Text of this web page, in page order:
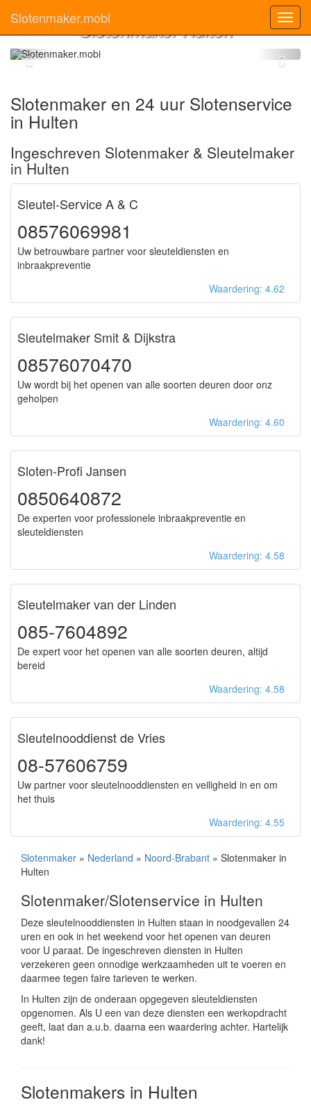
Slotenmaker.mobiSlotenmaker Hulten
Slotenmaker en 24 uur Slotenservice
in Hulten
Ingeschreven Slotenmaker & Sleutelmaker
in Hulten
Sleutel-Service A & C
08576069981
Uw betrouwbare partner voor sleuteldiensten en
inbraakpreventie
Waardering: 4.62
Sleutelmaker Smit & Dijkstra
08576070470
Uw wordt bij het openen van alle soorten deuren door onz
geholpen
Waardering: 4.60
Sloten-Profi Jansen
0850640872
De experten voor professionele inbraakpreventie en
sleuteldiensten
Waardering: 4.58
Sleutelmaker van der Linden
085-7604892
De expert voor het openen van alle soorten deuren, altijd
bereid
Waardering: 4.58
Sleutelnooddienst de Vries
08-57606759
Uw partner voor sleutelnooddiensten en veiligheid in en om
het thuis
Waardering: 4.55
Slotenmaker » Nederland » Noord-Brabant » Slotenmaker in
Hulten
Slotenmaker/Slotenservice in Hulten
Deze sleutelnooddiensten in Hulten staan in noodgevallen 24
uren en ook in het weekend voor het openen van deuren
voor U paraat. De ingeschreven diensten in Hulten
verzekeren geen onnodige werkzaamheden uit te voeren en
daarmee tegen faire tarieven te werken.
In Hulten zijn de onderaan opgegeven sleuteldiensten
opgenomen. Als U een van deze diensten een werkopdracht
geeft, laat dan a.u.b. daarna een waardering achter. Hartelijk
dank!
Slotenmakers in Hulten